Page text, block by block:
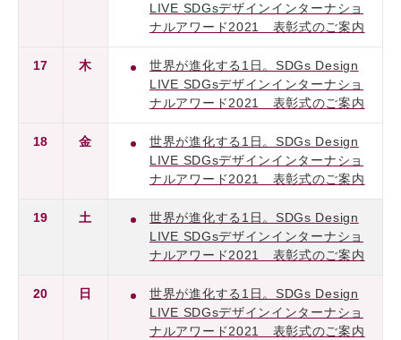
LIVE SDGsデザインインターナショ
ナルアワード2021 表彰式のご案内
17 木
世界が進化する1日。SDGs Design
LIVE SDGsデザインインターナショ
ナルアワード2021 表彰式のご案内
18 金
世界が進化する1日。SDGs Design
LIVE SDGsデザインインターナショ
ナルアワード2021 表彰式のご案内
19 土
世界が進化する1日。SDGs Design
LIVE SDGsデザインインターナショ
ナルアワード2021 表彰式のご案内
20 日
世界が進化する1日。SDGs Design
LIVE SDGsデザインインターナショ
ナルアワード2021 表彰式のご案内